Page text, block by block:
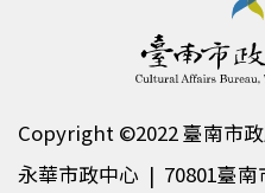
Copyright ©2022 臺南市
永華市政中心 | 70801臺南